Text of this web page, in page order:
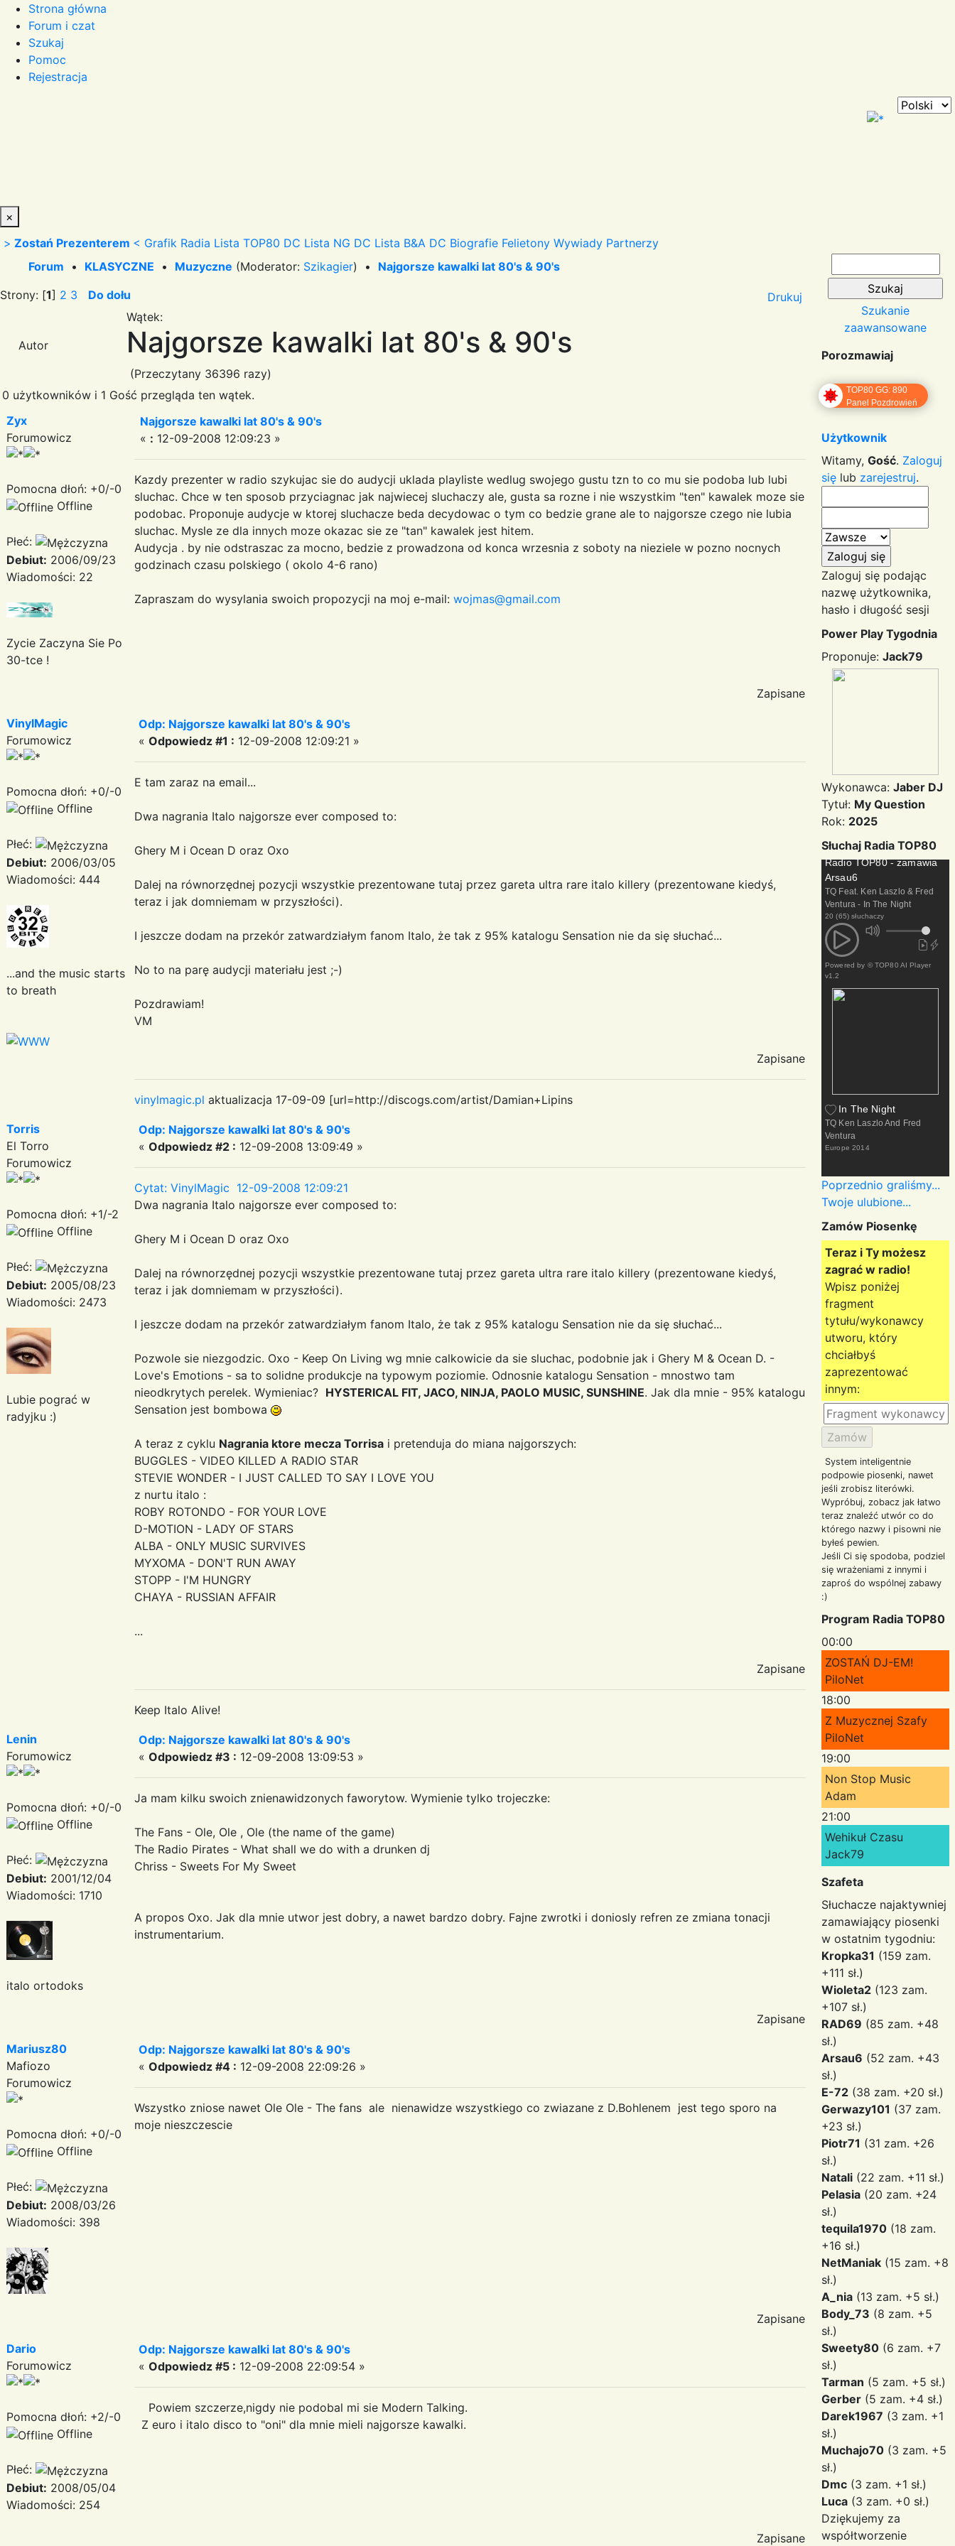
Strona główna
Forum i czat
Szukaj
Pomoc
Rejestracja
×
> Zostań Prezenterem < Grafik Radia Lista TOP80 DC Lista NG DC Lista B&A DC Biografie Felietony Wywiady Partnerzy
Forum • KLASYCZNE • Muzyczne (Moderator: Szikagier) • Najgorsze kawalki lat 80's & 90's
Strony: [1] 2 3 Do dołu Drukuj
Autor
Wątek:
Najgorsze kawalki lat 80's & 90's
(Przeczytany 36396 razy)
0 użytkowników i 1 Gość przegląda ten wątek.
Zyx
Forumowicz
Pomocna dłoń: +0/-0
Offline
Płeć:
Debiut: 2006/09/23
Wiadomości: 22
Zycie Zaczyna Sie Po
30-tce !
Najgorsze kawalki lat 80's & 90's
« : 12-09-2008 12:09:23 »
Kazdy prezenter w radio szykujac sie do audycji uklada playliste wedlug swojego gustu tzn to co mu sie podoba lub lubi
sluchac. Chce w ten sposob przyciagnac jak najwiecej sluchaczy ale, gusta sa rozne i nie wszystkim "ten" kawalek moze sie
podobac. Proponuje audycje w ktorej sluchacze beda decydowac o tym co bedzie grane ale to najgorsze czego nie lubia
sluchac. Mysle ze dla innych moze okazac sie ze "tan" kawalek jest hitem.
Audycja . by nie odstraszac za mocno, bedzie z prowadzona od konca wrzesnia z soboty na nieziele w pozno nocnych
godzinach czasu polskiego ( okolo 4-6 rano)
Zapraszam do wysylania swoich propozycji na moj e-mail: wojmas@gmail.com
Zapisane
VinylMagic
Forumowicz
Pomocna dłoń: +0/-0
Offline
Płeć:
Debiut: 2006/03/05
Wiadomości: 444
...and the music starts
to breath
Odp: Najgorsze kawalki lat 80's & 90's
« Odpowiedz #1 : 12-09-2008 12:09:21 »
E tam zaraz na email...
Dwa nagrania Italo najgorsze ever composed to:
Ghery M i Ocean D oraz Oxo
Dalej na równorzędnej pozycji wszystkie prezentowane tutaj przez gareta ultra rare italo killery (prezentowane kiedyś,
teraz i jak domniemam w przyszłości).
I jeszcze dodam na przekór zatwardziałym fanom Italo, że tak z 95% katalogu Sensation nie da się słuchać...
No to na parę audycji materiału jest ;-)
Pozdrawiam!
VM
Zapisane
vinylmagic.pl aktualizacja 17-09-09 [url=http://discogs.com/artist/Damian+Lipins
Torris
El Torro
Forumowicz
Pomocna dłoń: +1/-2
Offline
Płeć:
Debiut: 2005/08/23
Wiadomości: 2473
Lubie pograć w
radyjku :)
Odp: Najgorsze kawalki lat 80's & 90's
« Odpowiedz #2 : 12-09-2008 13:09:49 »
Cytat: VinylMagic 12-09-2008 12:09:21
Dwa nagrania Italo najgorsze ever composed to:
Ghery M i Ocean D oraz Oxo
Dalej na równorzędnej pozycji wszystkie prezentowane tutaj przez gareta ultra rare italo killery (prezentowane kiedyś,
teraz i jak domniemam w przyszłości).
I jeszcze dodam na przekór zatwardziałym fanom Italo, że tak z 95% katalogu Sensation nie da się słuchać...
Pozwole sie niezgodzic. Oxo - Keep On Living wg mnie calkowicie da sie sluchac, podobnie jak i Ghery M & Ocean D. -
Love's Emotions - sa to solidne produkcje na typowym poziomie. Odnosnie katalogu Sensation - mnostwo tam
nieodkrytych perelek. Wymieniac? HYSTERICAL FIT, JACO, NINJA, PAOLO MUSIC, SUNSHINE. Jak dla mnie - 95% katalogu
Sensation jest bombowa
A teraz z cyklu Nagrania ktore mecza Torrisa i pretenduja do miana najgorszych:
BUGGLES - VIDEO KILLED A RADIO STAR
STEVIE WONDER - I JUST CALLED TO SAY I LOVE YOU
z nurtu italo :
ROBY ROTONDO - FOR YOUR LOVE
D-MOTION - LADY OF STARS
ALBA - ONLY MUSIC SURVIVES
MYXOMA - DON'T RUN AWAY
STOPP - I'M HUNGRY
CHAYA - RUSSIAN AFFAIR
...
Zapisane
Keep Italo Alive!
Lenin
Forumowicz
Pomocna dłoń: +0/-0
Offline
Płeć:
Debiut: 2001/12/04
Wiadomości: 1710
italo ortodoks
Odp: Najgorsze kawalki lat 80's & 90's
« Odpowiedz #3 : 12-09-2008 13:09:53 »
Ja mam kilku swoich znienawidzonych faworytow. Wymienie tylko trojeczke:
The Fans - Ole, Ole , Ole (the name of the game)
The Radio Pirates - What shall we do with a drunken dj
Chriss - Sweets For My Sweet
A propos Oxo. Jak dla mnie utwor jest dobry, a nawet bardzo dobry. Fajne zwrotki i doniosly refren ze zmiana tonacji
instrumentarium.
Zapisane
Mariusz80
Mafiozo
Forumowicz
Pomocna dłoń: +0/-0
Offline
Płeć:
Debiut: 2008/03/26
Wiadomości: 398
Odp: Najgorsze kawalki lat 80's & 90's
« Odpowiedz #4 : 12-09-2008 22:09:26 »
Wszystko zniose nawet Ole Ole - The fans ale nienawidze wszystkiego co zwiazane z D.Bohlenem jest tego sporo na
moje nieszczescie
Zapisane
Dario
Forumowicz
Pomocna dłoń: +2/-0
Offline
Płeć:
Debiut: 2008/05/04
Wiadomości: 254
Odp: Najgorsze kawalki lat 80's & 90's
« Odpowiedz #5 : 12-09-2008 22:09:54 »
Powiem szczerze,nigdy nie podobal mi sie Modern Talking.
Z euro i italo disco to "oni" dla mnie mieli najgorsze kawalki.
Zapisane
Szukanie
zaawansowane
Porozmawiaj
TOP80 GG: 890
Panel Pozdrowień
Użytkownik
Witamy, Gość. Zaloguj
się lub zarejestruj.
Zaloguj się podając
nazwę użytkownika,
hasło i długość sesji
Power Play Tygodnia
Proponuje: Jack79
Wykonawca: Jaber DJ
Tytuł: My Question
Rok: 2025
Słuchaj Radia TOP80
Radio TOP80 - zamawia
Arsau6
TQ Feat. Ken Laszlo & Fred
Ventura - In The Night
20 (65) słuchaczy
Powered by © TOP80 AI Player
v1.2
In The Night
TQ Ken Laszlo And Fred
Ventura
Europe 2014
Poprzednio graliśmy...
Twoje ulubione...
Zamów Piosenkę
Teraz i Ty możesz
zagrać w radio!
Wpisz poniżej
fragment
tytułu/wykonawcy
utworu, który
chciałbyś
zaprezentować
innym:
System inteligentnie
podpowie piosenki, nawet
jeśli zrobisz literówki.
Wypróbuj, zobacz jak łatwo
teraz znaleźć utwór co do
którego nazwy i pisowni nie
byłeś pewien.
Jeśli Ci się spodoba, podziel
się wrażeniami z innymi i
zaproś do wspólnej zabawy
:)
Program Radia TOP80
00:00
ZOSTAŃ DJ-EM!
PiloNet
18:00
Z Muzycznej Szafy
PiloNet
19:00
Non Stop Music
Adam
21:00
Wehikuł Czasu
Jack79
Szafeta
Słuchacze najaktywniej
zamawiający piosenki
w ostatnim tygodniu:
Kropka31 (159 zam.
+111 sł.)
Wioleta2 (123 zam.
+107 sł.)
RAD69 (85 zam. +48
sł.)
Arsau6 (52 zam. +43
sł.)
E-72 (38 zam. +20 sł.)
Gerwazy101 (37 zam.
+23 sł.)
Piotr71 (31 zam. +26
sł.)
Natali (22 zam. +11 sł.)
Pelasia (20 zam. +24
sł.)
tequila1970 (18 zam.
+16 sł.)
NetManiak (15 zam. +8
sł.)
A_nia (13 zam. +5 sł.)
Body_73 (8 zam. +5
sł.)
Sweety80 (6 zam. +7
sł.)
Tarman (5 zam. +5 sł.)
Gerber (5 zam. +4 sł.)
Darek1967 (3 zam. +1
sł.)
Muchajo70 (3 zam. +5
sł.)
Dmc (3 zam. +1 sł.)
Luca (3 zam. +0 sł.)
Dziękujemy za
współtworzenie